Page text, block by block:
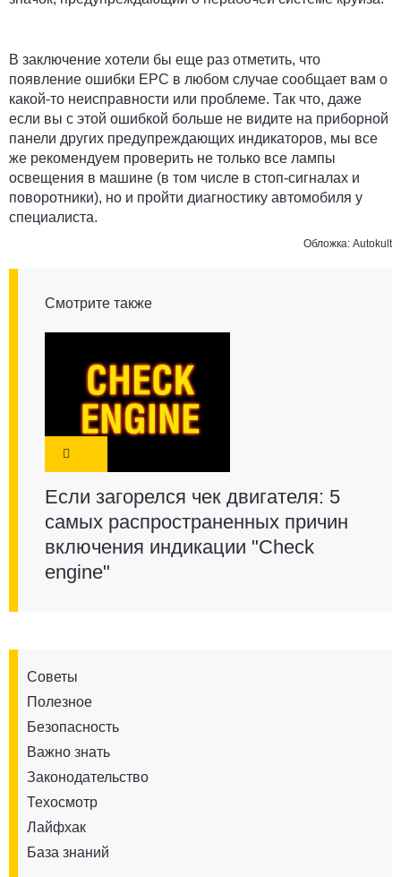
В заключение хотели бы еще раз отметить, что
появление ошибки EPC в любом случае сообщает вам о
какой-то неисправности или проблеме. Так что, даже
если вы с этой ошибкой больше не видите на приборной
панели других предупреждающих индикаторов, мы все
же рекомендуем проверить не только все лампы
освещения в машине (в том числе в стоп-сигналах и
поворотники), но и пройти диагностику автомобиля у
специалиста.
Обложка: Autokult
Смотрите также
Если загорелся чек двигателя: 5
самых распространенных причин
включения индикации "Check
engine"
Советы
Полезное
Безопасность
Важно знать
Законодательство
Техосмотр
Лайфхак
База знаний